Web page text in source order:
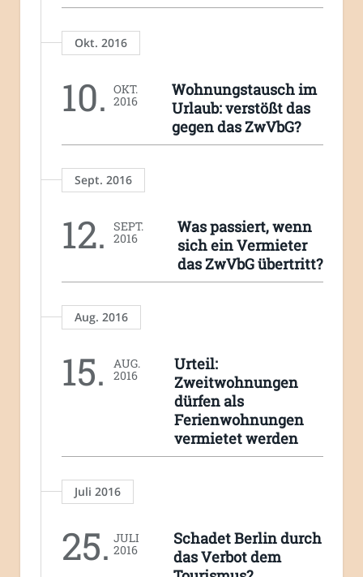
Okt. 2016
10. OKT.
2016
Wohnungstausch im
Urlaub: verstößt das
gegen das ZwVbG?
Sept. 2016
12. SEPT.
2016
Was passiert, wenn
sich ein Vermieter
das ZwVbG übertritt?
Aug. 2016
15. AUG.
2016
Urteil:
Zweitwohnungen
dürfen als
Ferienwohnungen
vermietet werden
Juli 2016
25. JULI
2016
Schadet Berlin durch
das Verbot dem